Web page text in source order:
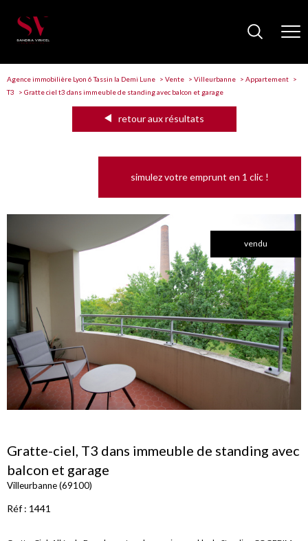
Agence immobilière Lyon 6 Tassin la Demi Lune Vente Villeurbanne
Appartement
T3
Gratte ciel t3 dans immeuble de standing avec balcon et garage
retour aux résultats
simulez votre emprunt en 1 clic !
vendu
Gratte-ciel, T3 dans immeuble de standing avec
balcon et garage
Villeurbanne (69100)
Réf : 1441